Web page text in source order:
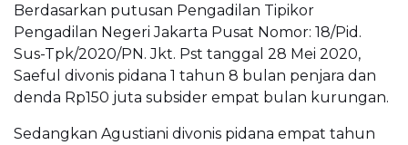
Berdasarkan putusan Pengadilan Tipikor
Pengadilan Negeri Jakarta Pusat Nomor: 18/Pid.
Sus-Tpk/2020/PN. Jkt. Pst tanggal 28 Mei 2020,
Saeful divonis pidana 1 tahun 8 bulan penjara dan
denda Rp150 juta subsider empat bulan kurungan.
Sedangkan Agustiani divonis pidana empat tahun